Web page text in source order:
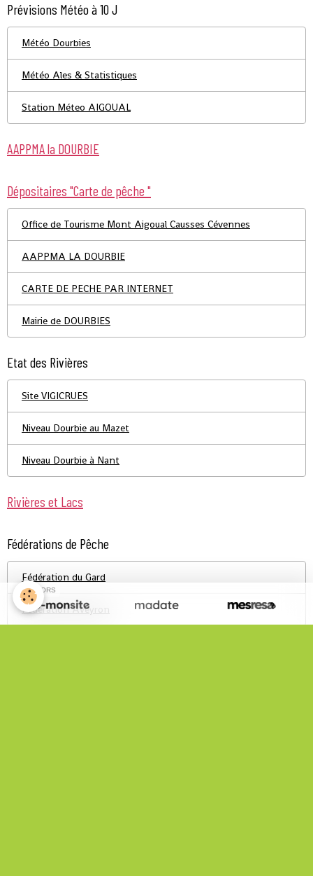
Prévisions Météo à 10 J
Météo Dourbies
Météo Ales & Statistiques
Station Méteo AIGOUAL
AAPPMA la DOURBIE
Dépositaires "Carte de pêche "
Office de Tourisme Mont Aigoual Causses Cévennes
AAPPMA LA DOURBIE
CARTE DE PECHE PAR INTERNET
Mairie de DOURBIES
Etat des Rivières
Site VIGICRUES
Niveau Dourbie au Mazet
Niveau Dourbie à Nant
Rivières et Lacs
Fédérations de Pêche
Fédération du Gard
Fédération Aveyron
SPONSORS